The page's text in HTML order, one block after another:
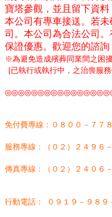
寶塔參觀，並且留下資料
本公司有專車接送。若
司。本公司為合法公司
保證優惠。歡迎您的諮詢
※為避免造成殯葬同業間之困擾
[已執行或執行中，之治喪服
免付費專線：０８００－７７
服務專線：（０２）２４９６
傳真專線：（０２）２４０６
行動電話： ０９１９－９８９